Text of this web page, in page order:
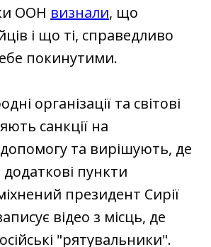
ООН визнали, що
і що ті, справедливо
покинутими.
організації та світові
санкції на
та вирішують, де
додаткові пункти
президент Сирії
відео з місць, де
"рятувальники".